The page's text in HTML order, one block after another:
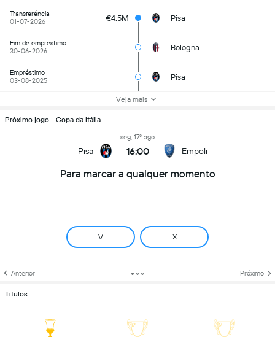
Próximo jogo - Copa da Itália
Pisa
seg, 17º ago
16:00 Empoli
Para marcar a qualquer momento
V X
Anterior Próximo
Transferéncia
01-07-2026
€4.5M Pisa
Fim de emprestimo
30-06-2026
Bologna
Empréstimo
03-08-2025
Pisa
Veja mais
Titulos